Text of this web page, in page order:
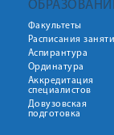
Факультеты
Расписания
Аспирантура
Ординатура
Аккредитация
специалистов
Довузовская
подготовка